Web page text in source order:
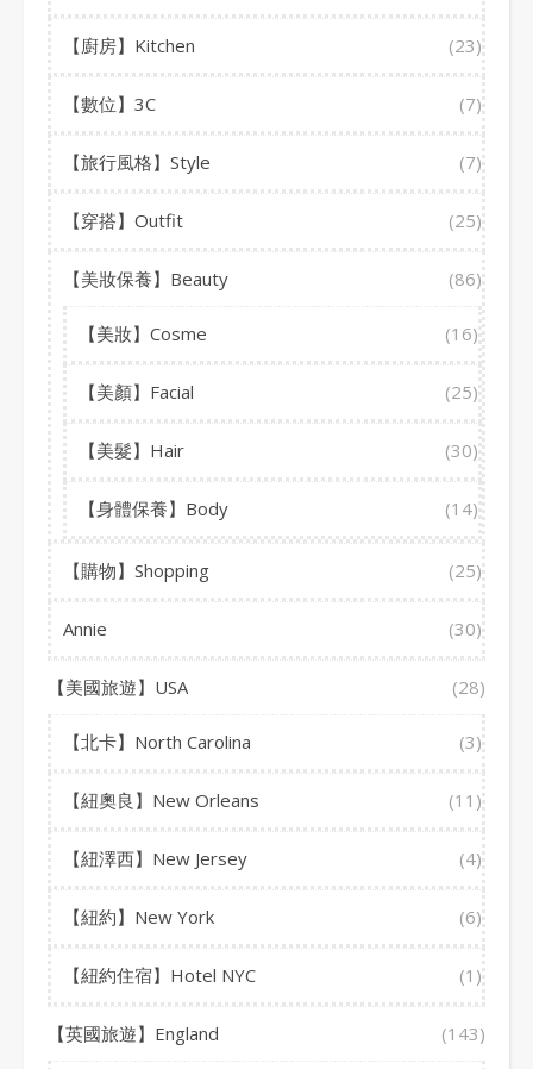
【廚房】Kitchen (23)
【數位】3C (7)
【旅行風格】Style (7)
【穿搭】Outfit (25)
【美妝保養】Beauty (86)
【美妝】Cosme (16)
【美顏】Facial (25)
【美髮】Hair (30)
【身體保養】Body (14)
【購物】Shopping (25)
Annie (30)
【美國旅遊】USA (28)
【北卡】North Carolina (3)
【紐奧良】New Orleans (11)
【紐澤西】New Jersey (4)
【紐約】New York (6)
【紐約住宿】Hotel NYC (1)
【英國旅遊】England (143)